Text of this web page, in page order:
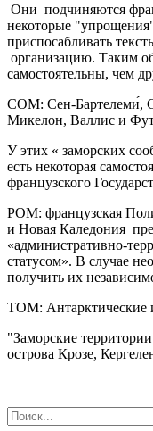
Они подчиняются
некоторые
приспосабливать
организацию. Таким
самостоятельны, чем
COM: Сен-Бартелеми́,
Микелон, Валлис и
У этих « заморских
есть некоторая
французского
POM: французская
и Новая Каледония
«административно-
статусом». В случае
получить их
ТОМ: Антарктические
"Заморские
острова Крозе,